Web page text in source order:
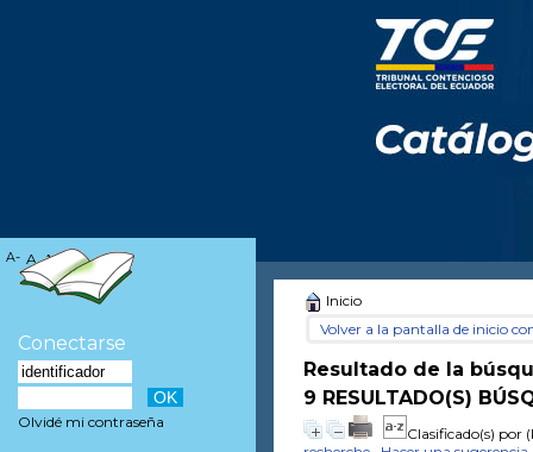
Inicio
Volver a la pantalla de inicio
Resultado de la
9 RESULTADO(S)
Clasificado(s) por
A- A A+
Conectarse
Olvidé mi contraseña